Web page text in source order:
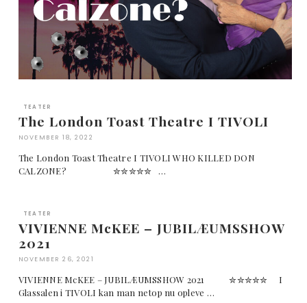
TEATER
The London Toast Theatre I TIVOLI
NOVEMBER 18, 2022
The London Toast Theatre I TIVOLI WHO KILLED DON
CALZONE? ✮✮✮✮✮ …
TEATER
VIVIENNE McKEE – JUBILÆUMSSHOW
2021
NOVEMBER 26, 2021
VIVIENNE McKEE – JUBILÆUMSSHOW 2021 ✮✮✮✮✮ I
Glassalen i TIVOLI kan man netop nu opleve …